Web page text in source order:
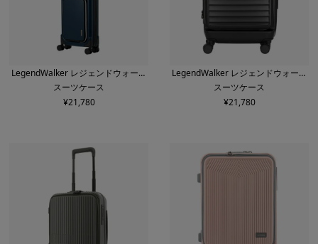
LegendWalker レジェンドウォーカ
ー
スーツケース
¥21,780
LegendWalker レジェンドウォーカ
ー
スーツケース
¥21,780